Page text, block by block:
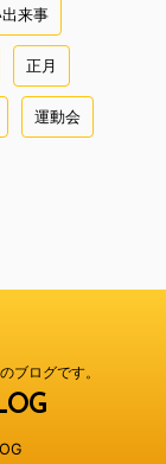
来事
正月
運動会
ブログです。